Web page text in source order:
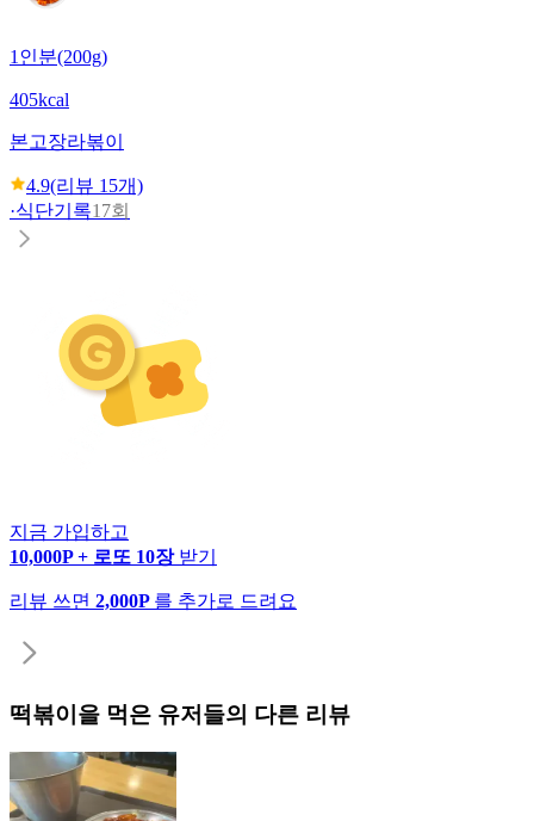
1인분(200g)
405kcal
본고장라볶이
4.9(리뷰 15개)
·식단기록17회
지금 가입하고
10,000P + 로또 10장 받기
리뷰 쓰면 2,000P 를 추가로 드려요
떡볶이 을 먹은 유저들의 다른 리뷰